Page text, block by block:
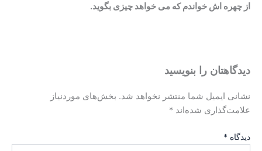
از چهره اش خواندم که می خواهد چیزی بگوید.
دیدگاهتان را بنویسید
نشانی ایمیل شما منتشر نخواهد شد. بخش‌های موردنیاز
علامت‌گذاری شده‌اند *
دیدگاه *